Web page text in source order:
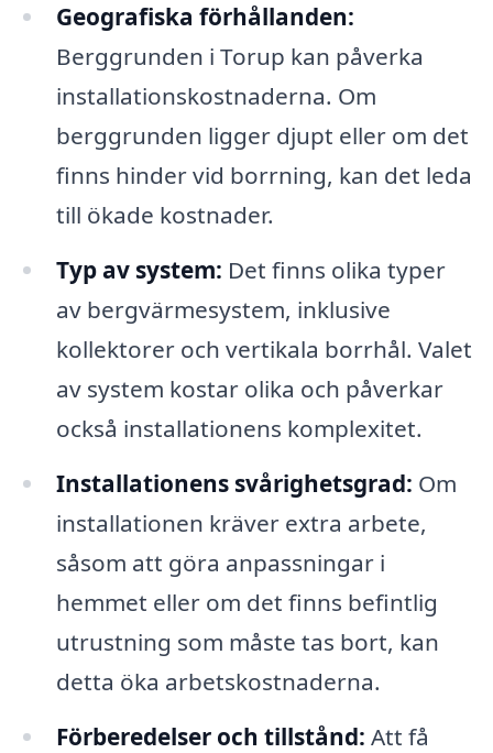
Geografiska förhållanden:
Berggrunden i Torup kan påverka
installationskostnaderna. Om
berggrunden ligger djupt eller om det
finns hinder vid borrning, kan det leda
till ökade kostnader.
Typ av system: Det finns olika typer
av bergvärmesystem, inklusive
kollektorer och vertikala borrhål. Valet
av system kostar olika och påverkar
också installationens komplexitet.
Installationens svårighetsgrad: Om
installationen kräver extra arbete,
såsom att göra anpassningar i
hemmet eller om det finns befintlig
utrustning som måste tas bort, kan
detta öka arbetskostnaderna.
Förberedelser och tillstånd: Att få